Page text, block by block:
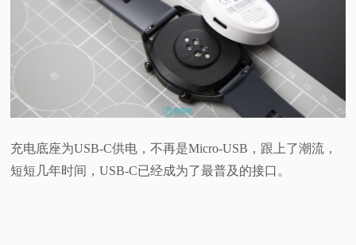
充电底座为USB-C供电，不再是Micro-USB，跟上了潮流，
短短几年时间，USB-C已经成为了最普及的接口。